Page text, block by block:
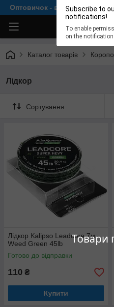
Товари
Subscribe to
notifications!
To enable
on the
Оптовичок - все для
Каталог товарів
Лідкор
Сортування
Лідкор Kalipso Leadcore 7м
Weed Green 45lb
Готово до відправки
110 ₴
Купити